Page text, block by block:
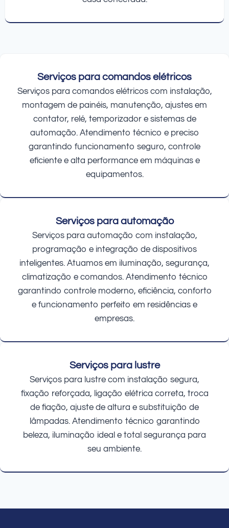
Serviços para comandos elétricos
Serviços para comandos elétricos com instalação,
montagem de painéis, manutenção, ajustes em
contator, relé, temporizador e sistemas de
automação. Atendimento técnico e preciso
garantindo funcionamento seguro, controle
eficiente e alta performance em máquinas e
equipamentos.
Serviços para automação
Serviços para automação com instalação,
programação e integração de dispositivos
inteligentes. Atuamos em iluminação, segurança,
climatização e comandos. Atendimento técnico
garantindo controle moderno, eficiência, conforto
e funcionamento perfeito em residências e
empresas.
Serviços para lustre
Serviços para lustre com instalação segura,
fixação reforçada, ligação elétrica correta, troca
de fiação, ajuste de altura e substituição de
lâmpadas. Atendimento técnico garantindo
beleza, iluminação ideal e total segurança para
seu ambiente.